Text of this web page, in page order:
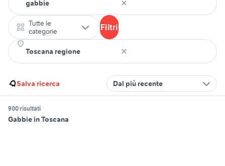
Tutte le
categorie
Filtri
Salva ricerca Dal più recente
900 risultati
Gabbie in Toscana